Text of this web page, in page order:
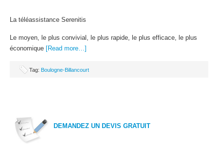
La téléassistance Serenitis
Le moyen, le plus convivial, le plus rapide, le plus efficace, le plus
économique [Read more…]
Tag: Boulogne-Billancourt
DEMANDEZ UN DEVIS GRATUIT